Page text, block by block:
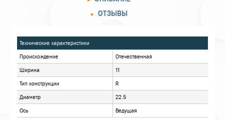
ОПИСАНИЕ
ОТЗЫВЫ